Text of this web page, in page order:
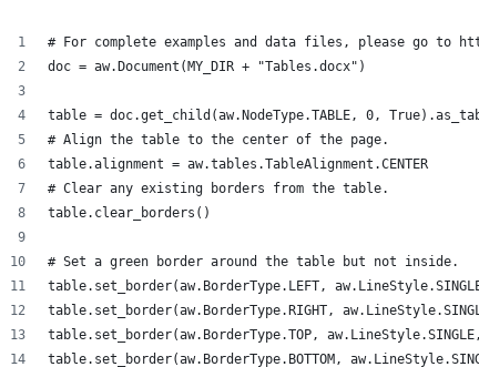
table.alignment = aw.tables.TableAlignment.CENTER